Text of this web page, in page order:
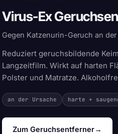
Virus-Ex
Gegen Katzenurin-Geruch an
Reduziert geruchsbildende
Langzeitfilm. Wirkt auf harten
Polster und Matratze.
an der Ursache harte +
Zum Geruchsentferner→